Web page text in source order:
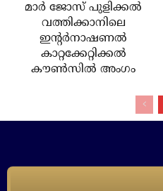
മാര്‍ ജോസ് പുളിക്കല്‍
വത്തിക്കാനിലെ
ഇന്റര്‍നാഷണല്‍
കാറ്റക്കേറ്റിക്കല്‍
കൗണ്‍സില്‍ അംഗം